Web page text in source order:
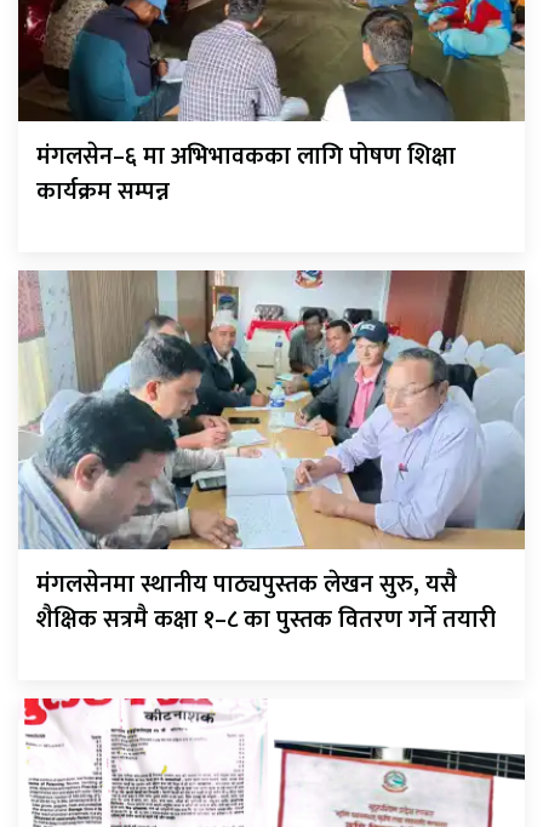
मंगलसेन–६ मा अभिभावकका लागि पोषण शिक्षा
कार्यक्रम सम्पन्न
मंगलसेनमा स्थानीय पाठ्यपुस्तक लेखन सुरु, यसै
शैक्षिक सत्रमै कक्षा १–८ का पुस्तक वितरण गर्ने तयारी